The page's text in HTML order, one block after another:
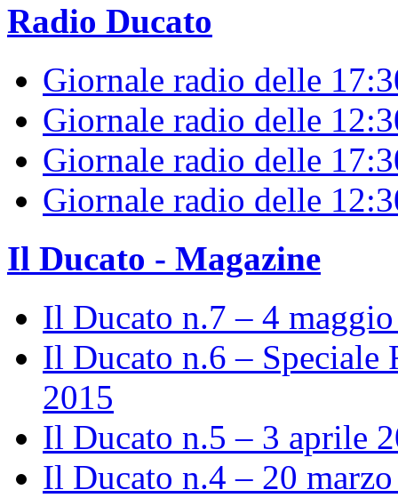
Radio Ducato
Giornale radio delle
Giornale radio delle
Giornale radio delle
Giornale radio delle
Il Ducato - Magazine
Il Ducato n.7 – 4
Il Ducato n.6 – Speciale
2015
Il Ducato n.5 – 3 aprile
Il Ducato n.4 – 20